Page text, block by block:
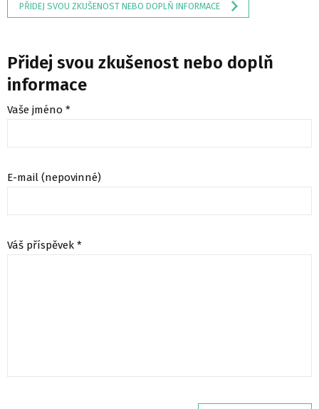
PŘIDEJ SVOU ZKUŠENOST NEBO DOPLŇ INFORMACE
Přidej svou zkušenost nebo doplň
informace
Vaše jméno *
E-mail (nepovinné)
Váš příspěvek *